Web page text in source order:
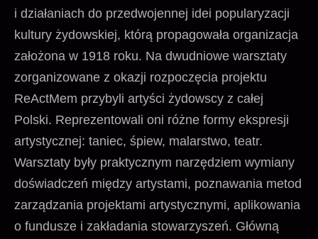
i działaniach do przedwojennej idei popularyzacji
kultury żydowskiej, którą propagowała organizacja
założona w 1918 roku. Na dwudniowe warsztaty
zorganizowane z okazji rozpoczęcia projektu
ReActMem przybyli artyści żydowscy z całej
Polski. Reprezentowali oni różne formy ekspresji
artystycznej: taniec, śpiew, malarstwo, teatr.
Warsztaty były praktycznym narzędziem wymiany
doświadczeń między artystami, poznawania metod
zarządzania projektami artystycznymi, aplikowania
o fundusze i zakładania stowarzyszeń. Główną